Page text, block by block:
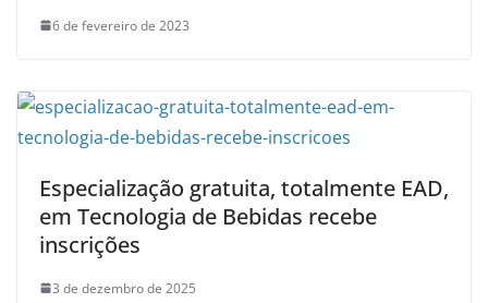
6 de fevereiro de 2023
Especialização gratuita, totalmente EAD,
em Tecnologia de Bebidas recebe
inscrições
3 de dezembro de 2025